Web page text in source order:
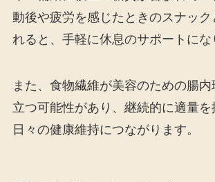
動後や疲労を感じたときのスナック
れると、手軽に休息のサポートにな
また、食物繊維が美容のための腸
立つ可能性があり、継続的に適量
日々の健康維持につながります。